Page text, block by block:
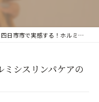
四日市市で実感する！ホルミシスリンパケアの驚きの効果とその秘密
シスリンパケアの